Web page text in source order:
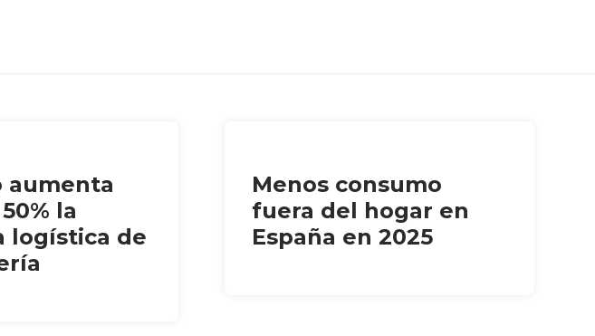
aumenta
la
logística de
Menos consumo
fuera del hogar en
España en 2025